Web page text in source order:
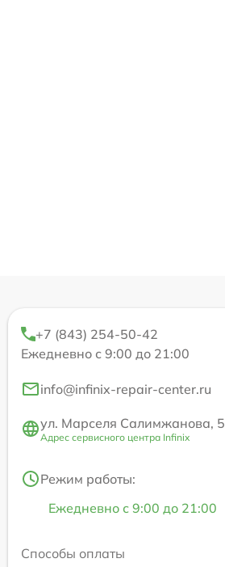
+7 (843) 254-50-42
Ежедневно с 9:00 до 21:00
info@infinix-repair-center.ru
ул. Марселя Салимжанова, 5
Адрес сервисного центра Infinix
Режим работы:
Ежедневно с 9:00 до 21:00
Способы оплаты